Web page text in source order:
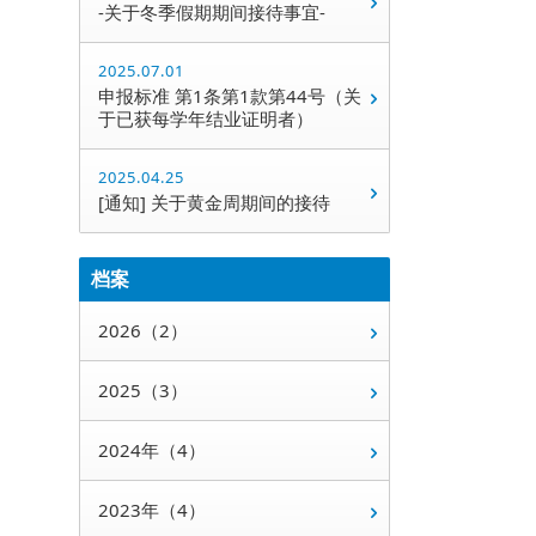
-关于冬季假期期间接待事宜-
2025.07.01
申报标准 第1条第1款第44号（关
于已获每学年结业证明者）
2025.04.25
[通知] 关于黄金周期间的接待
档案
2026（2）
2025（3）
2024年（4）
2023年（4）